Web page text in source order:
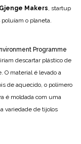
Gjenge Makers , startup
o planeta.
Programme
descartar plástico de
O material é levado a
de aquecido, o polímero
é moldada com uma
variedade de tijolos